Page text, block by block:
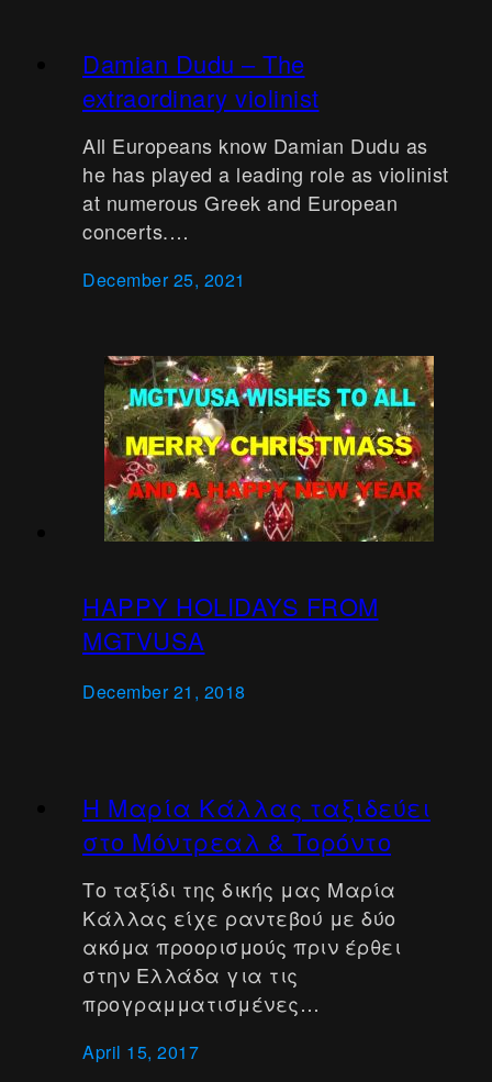
Damian Dudu – The
extraordinary violinist
All Europeans know Damian Dudu as
he has played a leading role as violinist
at numerous Greek and European
concerts.…
December 25, 2021
HAPPY HOLIDAYS FROM
MGTVUSA
December 21, 2018
Η Μαρία Κάλλας ταξιδεύει
στο Μόντρεαλ & Τορόντο
Το ταξίδι της δικής μας Μαρία
Κάλλας είχε ραντεβού με δύο
ακόμα προορισμούς πριν έρθει
στην Ελλάδα για τις
προγραμματισμένες…
April 15, 2017